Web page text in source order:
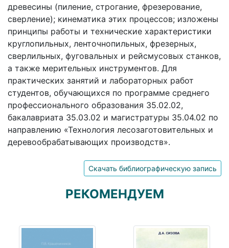
древесины (пиление, строгание, фрезерование,
сверление); кинематика этих процессов; изложены
принципы работы и технические характеристики
круглопильных, ленточнопильных, фрезерных,
сверлильных, фуговальных и рейсмусовых станков,
а также мерительных инструментов. Для
практических занятий и лабораторных работ
студентов, обучающихся по программе среднего
профессионального образования 35.02.02,
бакалавриата 35.03.02 и магистратуры 35.04.02 по
направлению «Технология лесозаготовительных и
деревообрабатывающих производств».
Скачать библиографическую запись
РЕКОМЕНДУЕМ